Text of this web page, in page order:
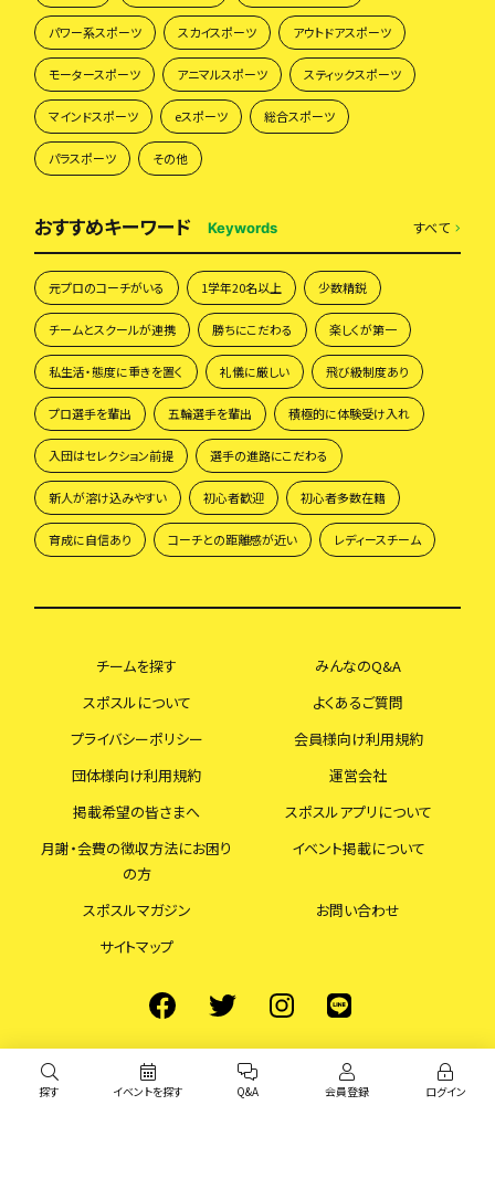
パワー系スポーツ スカイスポーツ アウトドアスポーツ
モータースポーツ アニマルスポーツ スティックスポーツ
マインドスポーツ eスポーツ 総合スポーツ
パラスポーツ その他
おすすめキーワード Keywords すべて
元プロのコーチがいる 1学年20名以上 少数精鋭
チームとスクールが連携 勝ちにこだわる 楽しくが第一
私生活・態度に重きを置く 礼儀に厳しい 飛び級制度あり
プロ選手を輩出 五輪選手を輩出 積極的に体験受け入れ
入団はセレクション前提 選手の進路にこだわる
新人が溶け込みやすい 初心者歓迎 初心者多数在籍
育成に自信あり コーチとの距離感が近い レディースチーム
チームを探す
みんなのQ&A
スポスルについて
よくあるご質問
プライバシーポリシー
会員様向け利用規約
団体様向け利用規約
運営会社
掲載希望の皆さまへ
スポスルアプリについて
月謝・会費の徴収方法にお困り
の方
イベント掲載について
スポスルマガジン
お問い合わせ
サイトマップ
探す イベントを探す Q&A 会員登録 ログイン